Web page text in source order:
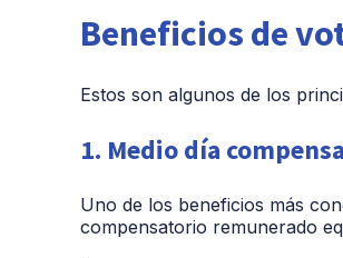
Beneficios de
Estos son algunos de los
1. Medio día
Uno de los beneficios más
compensatorio remunerado